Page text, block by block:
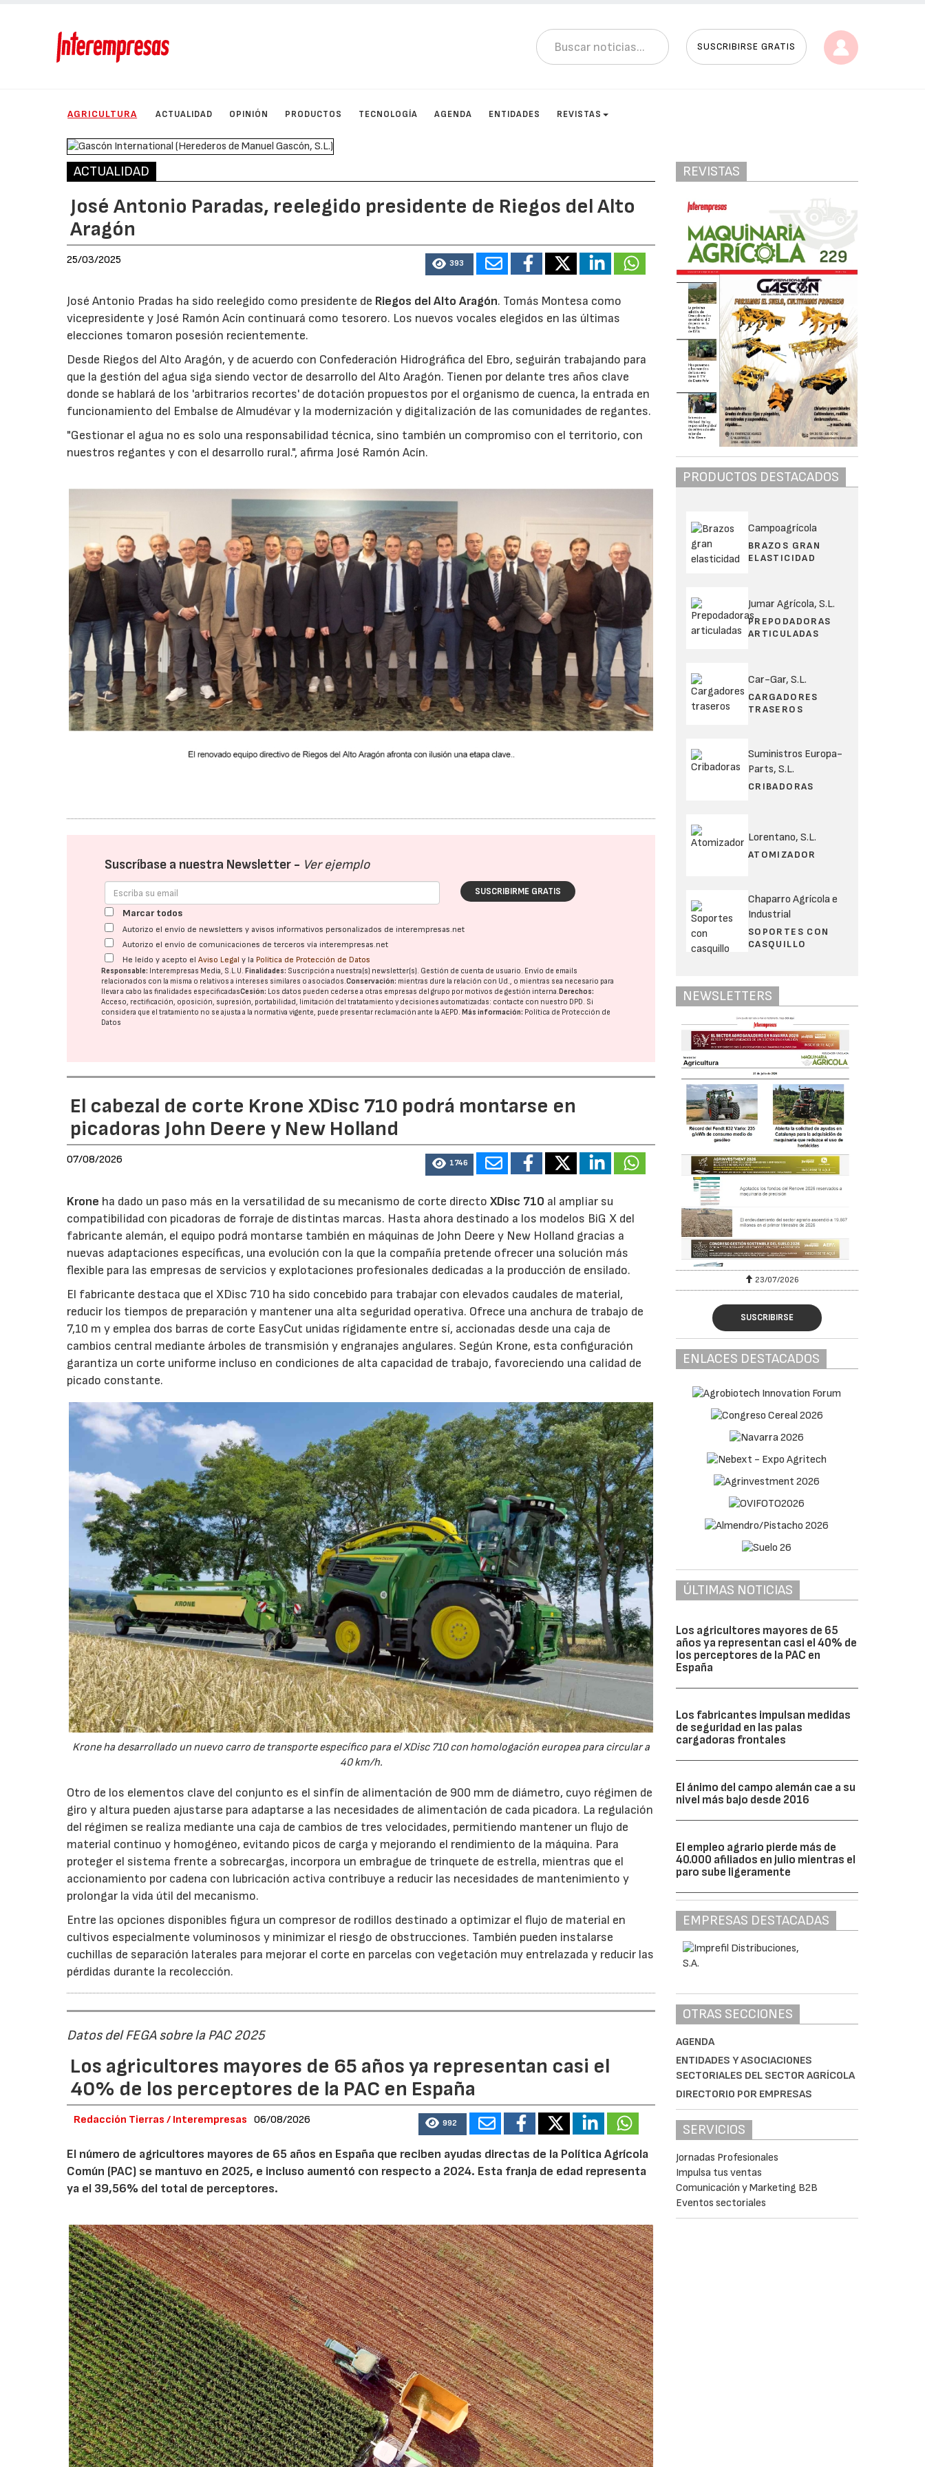
SUSCRIBIRSE GRATIS
AGRICULTURA ACTUALIDAD OPINIÓN PRODUCTOS TECNOLOGÍA AGENDA ENTIDADES REVISTAS
ACTUALIDAD
José Antonio Paradas, reelegido presidente de Riegos del Alto
Aragón
25/03/2025 393
José Antonio Pradas ha sido reelegido como presidente de Riegos del Alto Aragón. Tomás Montesa como
vicepresidente y José Ramón Acín continuará como tesorero. Los nuevos vocales elegidos en las últimas
elecciones tomaron posesión recientemente.
Desde Riegos del Alto Aragón, y de acuerdo con Confederación Hidrográfica del Ebro, seguirán trabajando para
que la gestión del agua siga siendo vector de desarrollo del Alto Aragón. Tienen por delante tres años clave
donde se hablará de los 'arbitrarios recortes' de dotación propuestos por el organismo de cuenca, la entrada en
funcionamiento del Embalse de Almudévar y la modernización y digitalización de las comunidades de regantes.
"Gestionar el agua no es solo una responsabilidad técnica, sino también un compromiso con el territorio, con
nuestros regantes y con el desarrollo rural.", afirma José Ramón Acín.
Suscríbase a nuestra Newsletter - Ver ejemplo
SUSCRIBIRME GRATIS
Marcar todos
Autorizo el envío de newsletters y avisos informativos personalizados de interempresas.net
Autorizo el envío de comunicaciones de terceros vía interempresas.net
He leído y acepto elAviso Legal y la Política de Protección de Datos
Responsable: Interempresas Media, S.L.U. Finalidades: Suscripción a nuestra(s) newsletter(s). Gestión de cuenta de usuario. Envío de emails
relacionados con la misma o relativos a intereses similares o asociados.Conservación: mientras dure la relación con Ud., o mientras sea necesario para
llevar a cabo las finalidades especificadasCesión: Los datos pueden cederse a otras empresas del grupo por motivos de gestión interna. Derechos:
Acceso, rectificación, oposición, supresión, portabilidad, limitación del tratatamiento y decisiones automatizadas: contacte con nuestro DPD. Si
considera que el tratamiento no se ajusta a la normativa vigente, puede presentar reclamación ante laAEPD. Más información: Política de Protección de
Datos
El cabezal de corte Krone XDisc 710 podrá montarse en
picadoras John Deere y New Holland
07/08/2026 1746
Krone ha dado un paso más en la versatilidad de su mecanismo de corte directoXDisc 710 al ampliar su
compatibilidad con picadoras de forraje de distintas marcas. Hasta ahora destinado a los modelos BiG X del
fabricante alemán, el equipo podrá montarse también en máquinas de John Deere y New Holland gracias a
nuevas adaptaciones específicas, una evolución con la que la compañía pretende ofrecer una solución más
flexible para las empresas de servicios y explotaciones profesionales dedicadas a la producción de ensilado.
El fabricante destaca que el XDisc 710 ha sido concebido para trabajar con elevados caudales de material,
reducir los tiempos de preparación y mantener una alta seguridad operativa. Ofrece una anchura de trabajo de
7,10 m y emplea dos barras de corte EasyCut unidas rígidamente entre sí, accionadas desde una caja de
cambios central mediante árboles de transmisión y engranajes angulares. Según Krone, esta configuración
garantiza un corte uniforme incluso en condiciones de alta capacidad de trabajo, favoreciendo una calidad de
picado constante.
Krone ha desarrollado un nuevo carro de transporte específico para el XDisc 710 con homologación europea para circular a
40 km/h.
Otro de los elementos clave del conjunto es el sinfín de alimentación de 900 mm de diámetro, cuyo régimen de
giro y altura pueden ajustarse para adaptarse a las necesidades de alimentación de cada picadora. La regulación
del régimen se realiza mediante una caja de cambios de tres velocidades, permitiendo mantener un flujo de
material continuo y homogéneo, evitando picos de carga y mejorando el rendimiento de la máquina. Para
proteger el sistema frente a sobrecargas, incorpora un embrague de trinquete de estrella, mientras que el
accionamiento por cadena con lubricación activa contribuye a reducir las necesidades de mantenimiento y
prolongar la vida útil del mecanismo.
Entre las opciones disponibles figura un compresor de rodillos destinado a optimizar el flujo de material en
cultivos especialmente voluminosos y minimizar el riesgo de obstrucciones. También pueden instalarse
cuchillas de separación laterales para mejorar el corte en parcelas con vegetación muy entrelazada y reducir las
pérdidas durante la recolección.
Datos del FEGA sobre la PAC 2025
Los agricultores mayores de 65 años ya representan casi el
40% de los perceptores de la PAC en España
Redacción Tierras / Interempresas 06/08/2026 992
El número de agricultores mayores de 65 años en España que reciben ayudas directas de la Política Agrícola
Común (PAC) se mantuvo en 2025, e incluso aumentó con respecto a 2024. Esta franja de edad representa
ya el 39,56% del total de perceptores.
REVISTAS
PRODUCTOS DESTACADOS
Campoagrícola
BRAZOS GRAN
ELASTICIDAD
Jumar Agrícola, S.L.
PREPODADORAS
ARTICULADAS
Car-Gar, S.L.
CARGADORES
TRASEROS
Suministros Europa-
Parts, S.L.
CRIBADORAS
Lorentano, S.L.
ATOMIZADOR
Chaparro Agrícola e
Industrial
SOPORTES CON
CASQUILLO
NEWSLETTERS
23/07/2026
SUSCRIBIRSE
ENLACES DESTACADOS
ÚLTIMAS NOTICIAS
Los agricultores mayores de 65
años ya representan casi el 40% de
los perceptores de la PAC en
España
Los fabricantes impulsan medidas
de seguridad en las palas
cargadoras frontales
El ánimo del campo alemán cae a su
nivel más bajo desde 2016
El empleo agrario pierde más de
40.000 afiliados en julio mientras el
paro sube ligeramente
EMPRESAS DESTACADAS
OTRAS SECCIONES
AGENDA
ENTIDADES Y ASOCIACIONES
SECTORIALES DEL SECTOR AGRÍCOLA
DIRECTORIO POR EMPRESAS
SERVICIOS
Jornadas Profesionales
Impulsa tus ventas
Comunicación y Marketing B2B
Eventos sectoriales